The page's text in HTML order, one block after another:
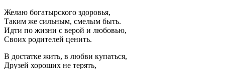
Желаю богатырского здоровья,
Таким же сильным, смелым быть.
Идти по жизни с верой и любовью,
Своих родителей ценить.
В достатке жить, в любви купаться,
Друзей хороших не терять,